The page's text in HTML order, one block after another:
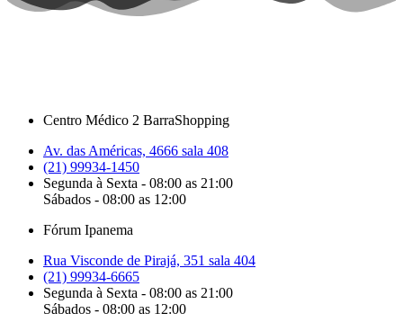
Centro Médico 2 BarraShopping
Av. das Américas, 4666 sala 408
(21) 99934-1450
Segunda à Sexta - 08:00 as 21:00
Sábados - 08:00 as 12:00
Fórum Ipanema
Rua Visconde de Pirajá, 351 sala 404
(21) 99934-6665
Segunda à Sexta - 08:00 as 21:00
Sábados - 08:00 as 12:00